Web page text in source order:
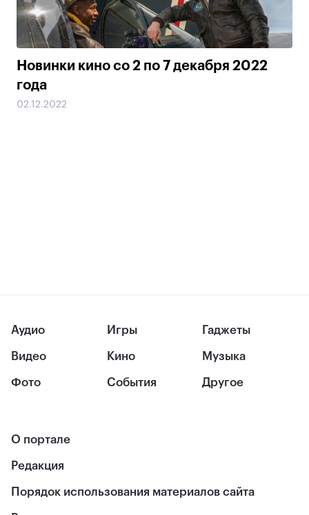
Новинки кино со 2 по 7 декабря 2022
года
02.12.2022
Аудио
Видео
Фото
Игры
Кино
События
Гаджеты
Музыка
Другое
О портале
Редакция
Порядок использования материалов сайта